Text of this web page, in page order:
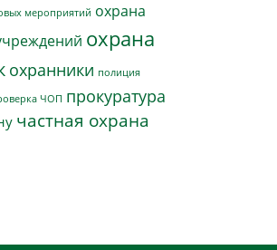
мероприятий охрана
охрана
охранники полиция
ЧОП прокуратура
частная охрана